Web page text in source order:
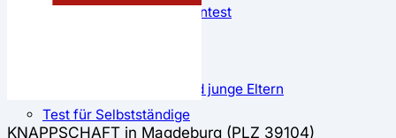
Der große Krankenkassentest
Test für Schwangere und junge Eltern
Test für Selbstständige
KNAPPSCHAFT in Magdeburg (PLZ 39104)